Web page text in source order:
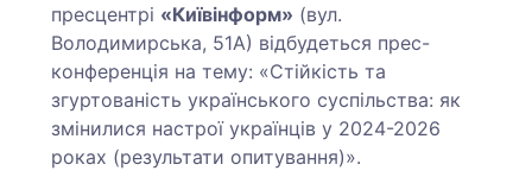
пресцентрі «Київінформ» (вул.
Володимирська, 51А) відбудеться прес-
конференція на тему: «Стійкість та
згуртованість українського суспільства: як
змінилися настрої українців у 2024-2026
роках (результати опитування)».